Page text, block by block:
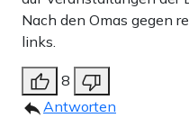
Nach den Omas gegen
links.
8
Antworten